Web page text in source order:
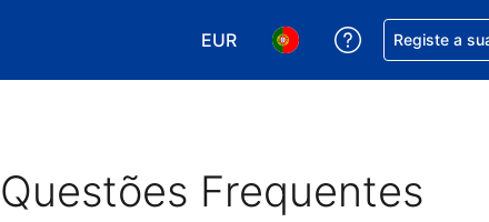
EUR
Escolha a sua moeda. A sua
Escolha o seu idioma.
Obtenha
Registe a
Questões Frequentes